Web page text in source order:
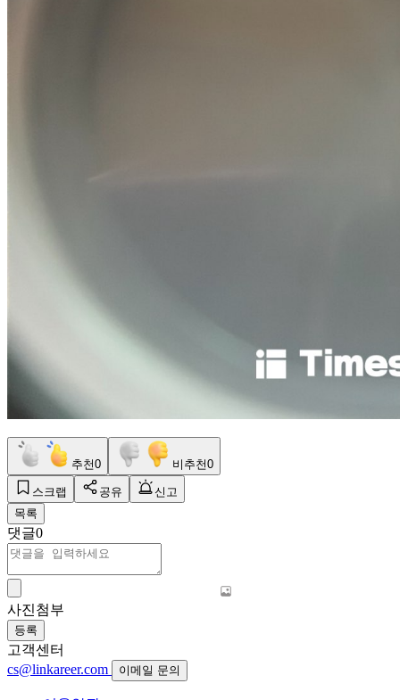
추천0 비추천0
스크랩 공유
신고
목록
댓글0
사진첨부
등록
고객센터
cs@linkareer.com
이메일 문의